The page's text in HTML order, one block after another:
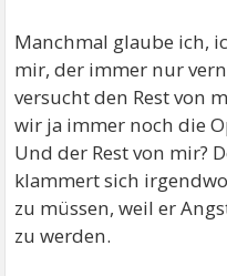
Manchmal glaube ich,
mir, der immer nur
versucht den Rest von
wir ja immer noch die
Und der Rest von mir?
klammert sich
zu müssen, weil er
zu werden.